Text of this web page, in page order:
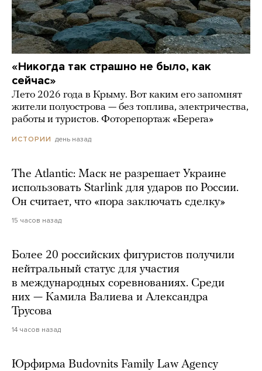
«Никогда так страшно не было, как
сейчас»
Лето 2026 года в Крыму. Вот каким его запомнят
жители полуострова — без топлива, электричества,
работы и туристов. Фоторепортаж «Берега»
ИСТОРИИ день назад
The Atlantic: Маск не разрешает Украине
использовать Starlink для ударов по России.
Он считает, что «пора заключать сделку»
15 часов назад
Более 20 российских фигуристов получили
нейтральный статус для участия
в международных соревнованиях. Среди
них — Камила Валиева и Александра
Трусова
14 часов назад
Юрфирма Budovnits Family Law Agency